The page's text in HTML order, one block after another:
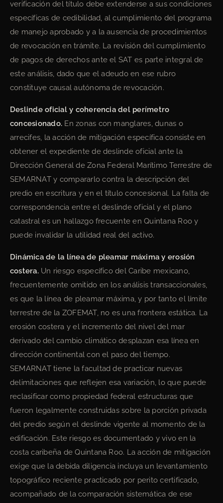
verificación del título debe extenderse a sus condiciones
específicas de cedibilidad, al cumplimiento del programa
de manejo aprobado y a la ausencia de procedimientos
de revocación en trámite. La revisión del cumplimiento
de pagos de derechos ante el SAT es parte integral de
este análisis, dado que el adeudo en ese rubro
constituye causal autónoma de revocación.
Deslinde oficial y coherencia del perímetro
concesionado. En zonas con manglares, dunas o
arrecifes, la acción de mitigación específica consiste en
obtener el expediente de deslinde oficial ante la
Dirección General de Zona Federal Marítimo Terrestre de
SEMARNAT y compararlo contra la descripción del
predio en escritura y en el título concesional. La falta de
correspondencia entre el deslinde oficial y el plano
catastral es un hallazgo frecuente en Quintana Roo y
puede invalidar la utilidad real del activo.
Dinámica de la línea de pleamar máxima y erosión
costera.Un riesgo específico del Caribe mexicano,
frecuentemente omitido en los análisis transaccionales,
es que la línea de pleamar máxima, y por tanto el límite
terrestre de la ZOFEMAT, no es una frontera estática. La
erosión costera y el incremento del nivel del mar
derivado del cambio climático desplazan esa línea en
dirección continental con el paso del tiempo.
SEMARNAT tiene la facultad de practicar nuevas
delimitaciones que reflejen esa variación, lo que puede
reclasificar como propiedad federal estructuras que
fueron legalmente construidas sobre la porción privada
del predio según el deslinde vigente al momento de la
edificación. Este riesgo es documentado y vivo en la
costa caribeña de Quintana Roo. La acción de mitigación
exige que la debida diligencia incluya un levantamiento
topográfico reciente practicado por perito certificado,
acompañado de la comparación sistemática de ese